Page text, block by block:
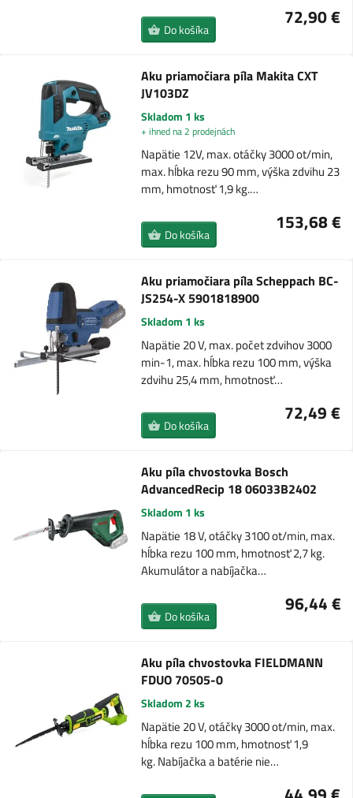
72,90 €
Do košíka
Aku priamočiara píla Makita CXT
JV103DZ
Skladom 1 ks
+ ihned na 2 prodejnách
Napätie 12V, max. otáčky 3000 ot/min,
max. hĺbka rezu 90 mm, výška zdvihu 23
mm, hmotnosť 1,9 kg.…
153,68 €
Do košíka
Aku priamočiara píla Scheppach BC-
JS254-X 5901818900
Skladom 1 ks
Napätie 20 V, max. počet zdvihov 3000
min-1, max. hĺbka rezu 100 mm, výška
zdvihu 25,4 mm, hmotnosť…
72,49 €
Do košíka
Aku píla chvostovka Bosch
AdvancedRecip 18 06033B2402
Skladom 1 ks
Napätie 18 V, otáčky 3100 ot/min, max.
hĺbka rezu 100 mm, hmotnosť 2,7 kg.
Akumulátor a nabíjačka…
96,44 €
Do košíka
Aku píla chvostovka FIELDMANN
FDUO 70505-0
Skladom 2 ks
Napätie 20 V, otáčky 3000 ot/min, max.
hĺbka rezu 100 mm, hmotnosť 1,9
kg. Nabíjačka a batérie nie…